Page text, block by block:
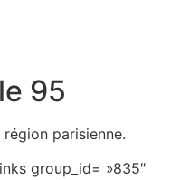
95
parisienne.
group_id= »835″